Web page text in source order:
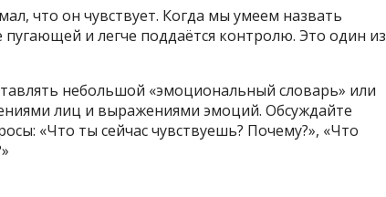
что он чувствует. Когда мы умеем назвать
и легче поддаётся контролю. Это один из
небольшой «эмоциональный словарь» или
лиц и выражениями эмоций. Обсуждайте
«Что ты сейчас чувствуешь? Почему?», «Что